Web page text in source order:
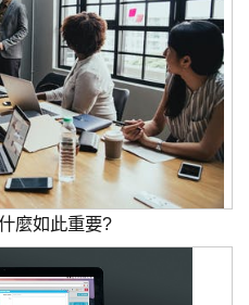
麼如此重要?